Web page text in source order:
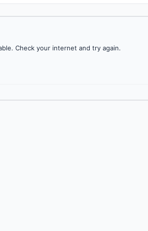
Check your internet and try again.